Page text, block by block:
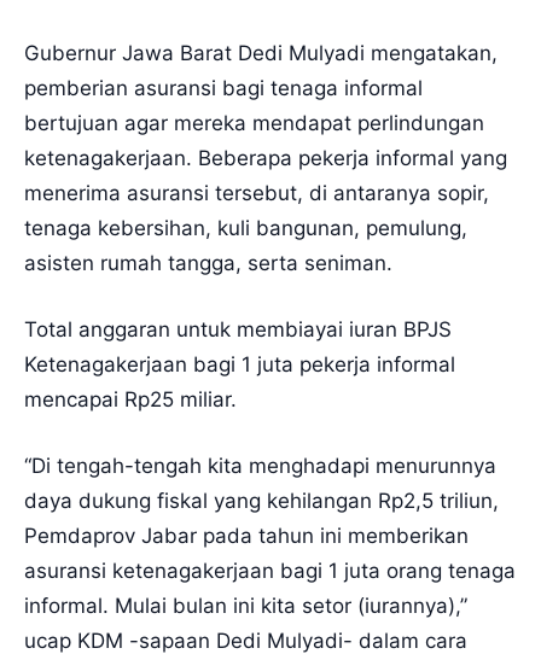
Gubernur Jawa Barat Dedi Mulyadi mengatakan,
pemberian asuransi bagi tenaga informal
bertujuan agar mereka mendapat perlindungan
ketenagakerjaan. Beberapa pekerja informal yang
menerima asuransi tersebut, di antaranya sopir,
tenaga kebersihan, kuli bangunan, pemulung,
asisten rumah tangga, serta seniman.
Total anggaran untuk membiayai iuran BPJS
Ketenagakerjaan bagi 1 juta pekerja informal
mencapai Rp25 miliar.
“Di tengah-tengah kita menghadapi menurunnya
daya dukung fiskal yang kehilangan Rp2,5 triliun,
Pemdaprov Jabar pada tahun ini memberikan
asuransi ketenagakerjaan bagi 1 juta orang tenaga
informal. Mulai bulan ini kita setor (iurannya),”
ucap KDM -sapaan Dedi Mulyadi- dalam cara